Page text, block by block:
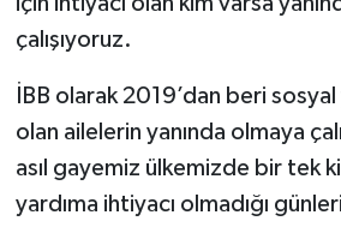
çalışıyoruz.
İBB olarak 2019’dan beri sosyal
olan ailelerin yanında olmaya
asıl gayemiz ülkemizde bir tek
yardıma ihtiyacı olmadığı